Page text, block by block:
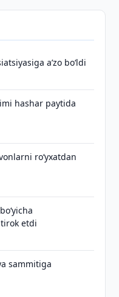
aʼzo bo‘ldi
hashar paytida
ro‘yxatdan
etdi
sammitiga